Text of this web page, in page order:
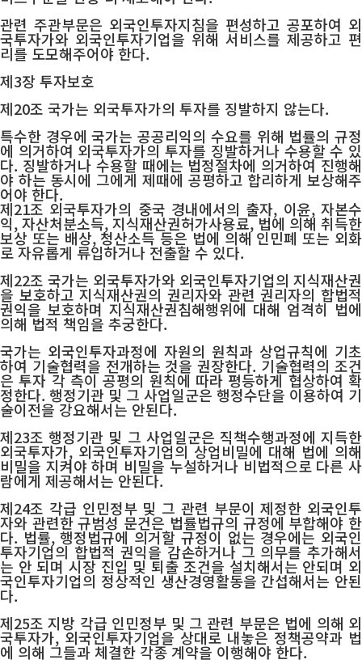
관련 주관부문은 외국인투자지침을 편성하고 공포하여 외
국투자가와 외국인투자기업을 위해 서비스를 제공하고 편
리를 도모해주어야 한다.
제3장 투자보호
제20조 국가는 외국투자가의 투자를 징발하지 않는다.
특수한 경우에 국가는 공공리익의 수요를 위해 법률의 규정
에 의거하여 외국투자가의 투자를 징발하거나 수용할 수 있
다. 징발하거나 수용할 때에는 법정절차에 의거하여 진행해
야 하는 동시에 그에게 제때에 공평하고 합리하게 보상해주
어야 한다.
제21조 외국투자가의 중국 경내에서의 출자, 이윤, 자본수
익, 자산처분소득, 지식재산권허가사용료, 법에 의해 취득한
보상 또는 배상, 청산소득 등은 법에 의해 인민폐 또는 외화
로 자유롭게 류입하거나 전출할 수 있다.
제22조 국가는 외국투자가와 외국인투자기업의 지식재산권
을 보호하고 지식재산권의 권리자와 관련 권리자의 합법적
권익을 보호하며 지식재산권침해행위에 대해 엄격히 법에
의해 법적 책임을 추궁한다.
국가는 외국인투자과정에 자원의 원칙과 상업규칙에 기초
하여 기술협력을 전개하는 것을 권장한다. 기술협력의 조건
은 투자 각 측이 공평의 원칙에 따라 평등하게 협상하여 확
정한다. 행정기관 및 그 사업일군은 행정수단을 이용하여 기
술이전을 강요해서는 안된다.
제23조 행정기관 및 그 사업일군은 직책수행과정에 지득한
외국투자가, 외국인투자기업의 상업비밀에 대해 법에 의해
비밀을 지켜야 하며 비밀을 누설하거나 비법적으로 다른 사
람에게 제공해서는 안된다.
제24조 각급 인민정부 및 그 관련 부문이 제정한 외국인투
자와 관련한 규범성 문건은 법률법규의 규정에 부합해야 한
다. 법률, 행정법규에 의거할 규정이 없는 경우에는 외국인
투자기업의 합법적 권익을 감손하거나 그 의무를 추가해서
는 안 되며 시장 진입 및 퇴출 조건을 설치해서는 안되며 외
국인투자기업의 정상적인 생산경영활동을 간섭해서는 안된
다.
제25조 지방 각급 인민정부 및 그 관련 부문은 법에 의해 외
국투자가, 외국인투자기업을 상대로 내놓은 정책공약과 법
에 의해 그들과 체결한 각종 계약을 이행해야 한다.